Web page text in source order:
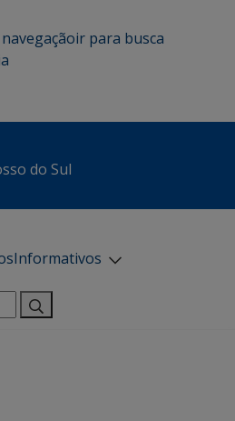
ir para busca
do Sul
Informativos